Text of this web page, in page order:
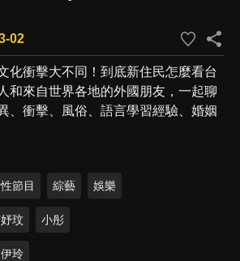
02
化衝擊大不同！到底新住民怎麼看台
和來自世界各地的外國朋友，一起聊
、衝擊、風俗、語言學習經驗、婚姻
節目 綜藝 娛樂
玟 小彤
玲